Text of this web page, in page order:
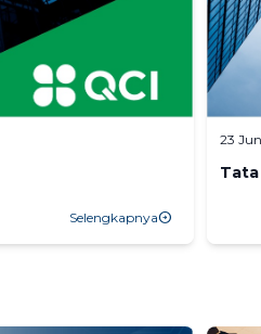
Selengkapnyaarrow_circle_right
23
Tata